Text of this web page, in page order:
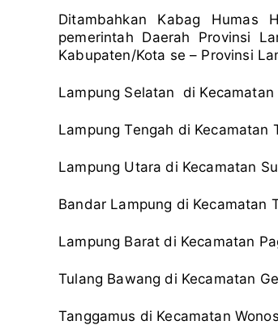
Ditambahkan Kabag Humas
pemerintah Daerah Provinsi
Kabupaten/Kota se – Provinsi
Lampung Selatan di Kecamatan
Lampung Tengah di Kecamatan
Lampung Utara di Kecamatan
Bandar Lampung di Kecamatan
Lampung Barat di Kecamatan
Tulang Bawang di Kecamatan
Tanggamus di Kecamatan